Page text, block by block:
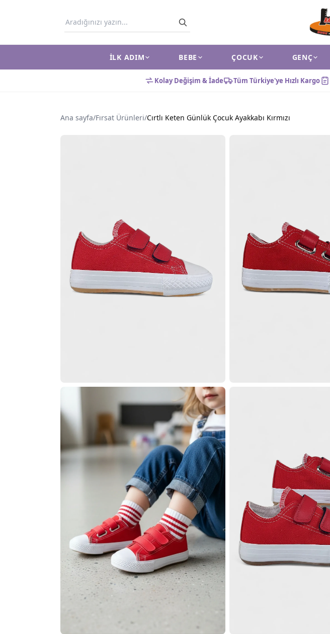
İLK ADIM BEBE ÇOCUK GENÇ
Kolay Değişim & İade Tüm Türkiye'ye Hızlı Kargo
Ana sayfa/Fırsat Ürünleri/Cırtlı Keten Günlük Çocuk Ayakkabı Kırmızı